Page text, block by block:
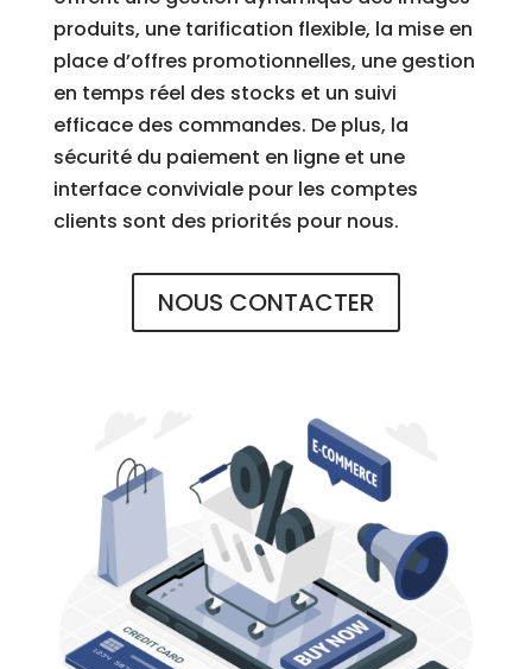
produits, une tarification flexible, la mise en
place d’offres promotionnelles, une gestion
en temps réel des stocks et un suivi
efficace des commandes. De plus, la
sécurité du paiement en ligne et une
interface conviviale pour les comptes
clients sont des priorités pour nous.
NOUS CONTACTER